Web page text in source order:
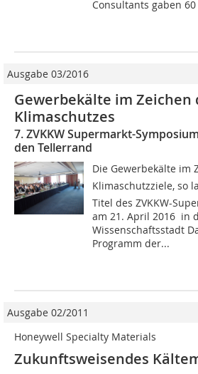
Consultants gaben
Ausgabe 03/2016
Gewerbekälte im Zeichen
Klimaschutzes
7. ZVKKW Supermarkt-
den Tellerrand
Die Gewerbekälte im
Klimaschutzziele,
Titel des ZVKKW-
am 21. April 2016 in
Wissenschaftsstadt
Programm der...
Ausgabe 02/2011
Honeywell Specialty Materials
Zukunftsweisendes